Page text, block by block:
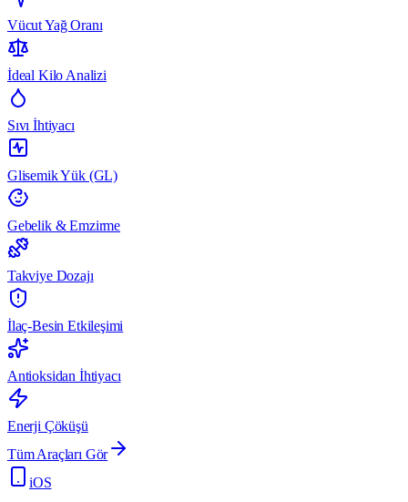
Vücut Yağ Oranı
İdeal Kilo Analizi
Sıvı İhtiyacı
Glisemik Yük (GL)
Gebelik & Emzirme
Takviye Dozajı
İlaç-Besin Etkileşimi
Antioksidan İhtiyacı
Enerji Çöküşü
Tüm Araçları Gör
iOS